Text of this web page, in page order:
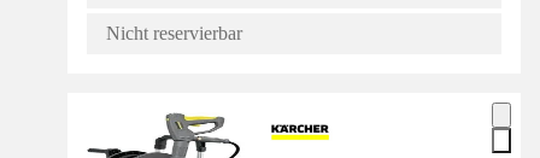
Nicht reservierbar